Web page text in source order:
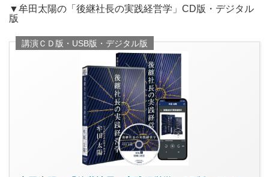
▼牟田太陽の「後継社長の実践経営学」CD版・デジタル
版
講演ＣＤ版・USB版・デジタル版